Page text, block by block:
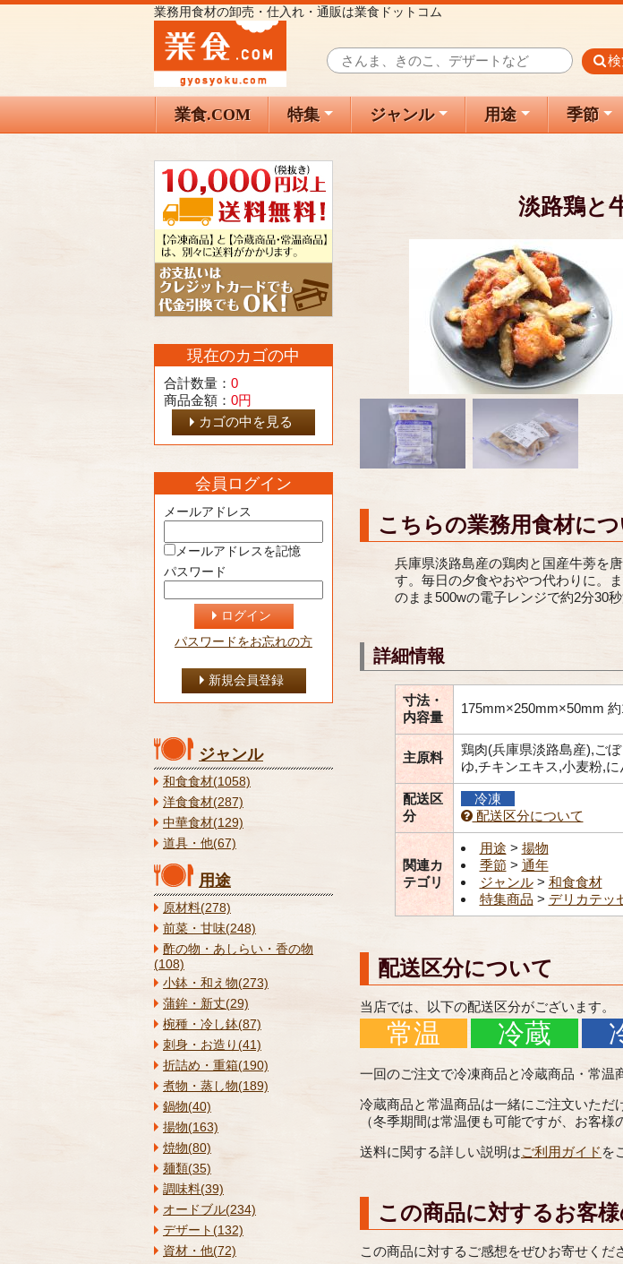
業務用食材の卸売・仕入れ・通販は業食ドットコム
業食.COM 特集 ジャンル 用途 季節
淡路鶏と
こちらの業務用食材につ
兵庫県淡路島産の鶏肉と国産牛蒡を
す。毎日の夕食やおやつ代わりに。
のまま500wの電子レンジで約2分30
詳細情報
寸法・
内容量
175mm×250mm×50mm 約
主原料
鶏肉(兵庫県淡路島産),ご
ゆ,チキンエキス,小麦粉,
配送区
分
冷凍
配送区分について
関連カ
テゴリ
用途 > 揚物
季節 > 通年
ジャンル> 和食食材
特集商品 > デリカテッ
配送区分について
当店では、以下の配送区分がございます。
常温 冷蔵
一回のご注文で冷凍商品と冷蔵商品・常温
冷蔵商品と常温商品は一緒にご注文いただ
（冬季期間は常温便も可能ですが、お客様
送料に関する詳しい説明はご利用ガイド を
この商品に対するお客
この商品に対するご感想をぜひお寄せくだ
現在のカゴの中
合計数量： 0
商品金額： 0円
カゴの中を見る
会員ログイン
メールアドレス
メールアドレスを記憶
パスワード
ログイン
パスワードをお忘れの方
新規会員登録
ジャンル
和食食材(1058)
洋食食材(287)
中華食材(129)
道具・他(67)
用途
原材料(278)
前菜・甘味(248)
酢の物・あしらい・香の物
(108)
小鉢・和え物(273)
蒲鉾・新丈(29)
椀種・冷し鉢(87)
刺身・お造り(41)
折詰め・重箱(190)
煮物・蒸し物(189)
鍋物(40)
揚物(163)
焼物(80)
麺類(35)
調味料(39)
オードブル(234)
デザート(132)
資材・他(72)